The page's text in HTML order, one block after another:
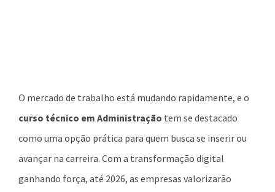
O mercado de trabalho está mudando rapidamente, e o
curso técnico em Administração tem se destacado
como uma opção prática para quem busca se inserir ou
avançar na carreira. Com a transformação digital
ganhando força, até 2026, as empresas valorizarão